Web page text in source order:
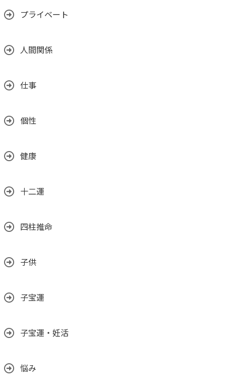
プライベート
人間関係
仕事
個性
健康
十二運
四柱推命
子供
子宝運
子宝運・妊活
悩み